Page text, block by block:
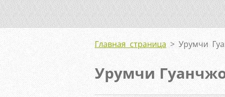
Главная страница > Урумчи
Урумчи